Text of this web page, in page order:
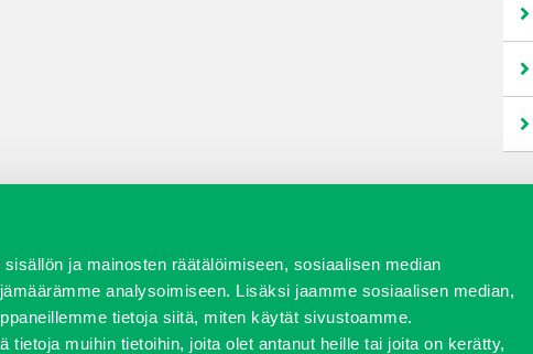
ja mainosten räätälöimiseen, sosiaalisen median
analysoimiseen. Lisäksi jaamme sosiaalisen median,
tietoja siitä, miten käytät sivustoamme.
tietoja muihin tietoihin, joita olet antanut heille tai joita on kerätty,
Verkkokauppa JT Vuokrakone Jälleenmyyjät